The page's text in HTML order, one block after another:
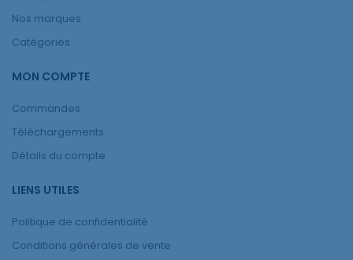
Nos marques
Catégories
MON COMPTE
Commandes
Téléchargements
Détails du compte
LIENS UTILES
Politique de confidentialité
Conditions générales de vente